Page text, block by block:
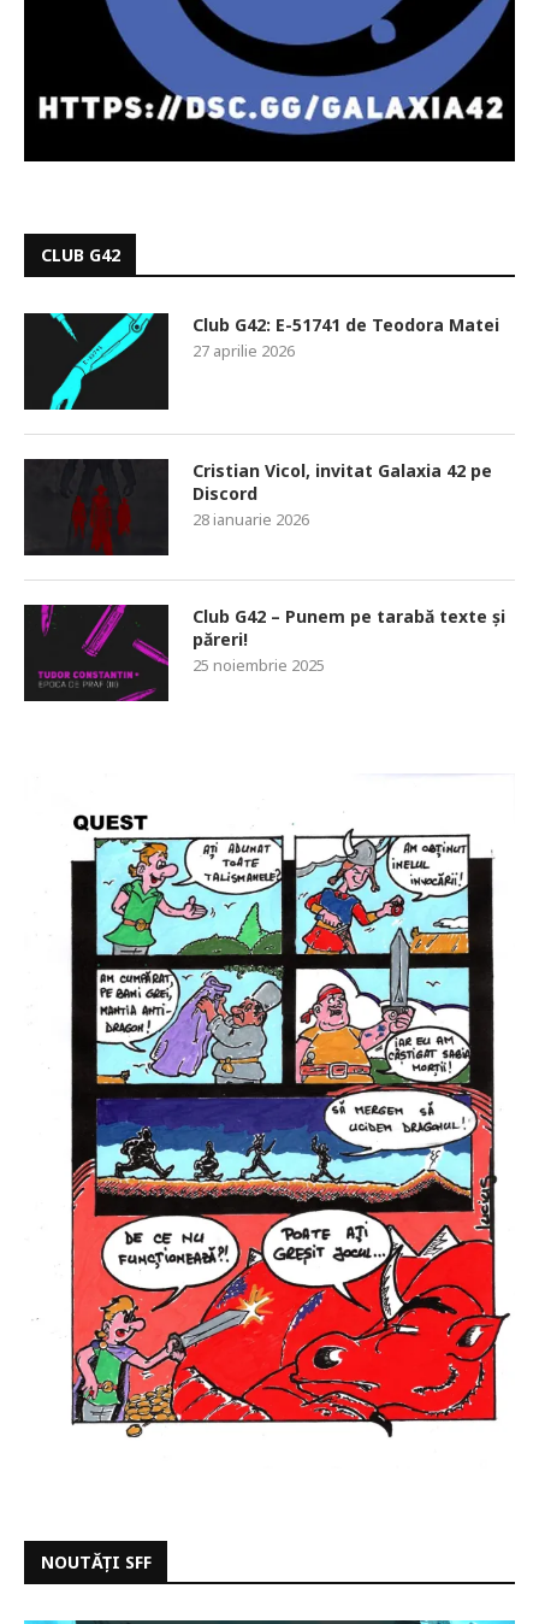
CLUB G42
Club G42: E-51741 de Teodora Matei
27 aprilie 2026
Cristian Vicol, invitat Galaxia 42 pe
Discord
28 ianuarie 2026
Club G42 – Punem pe tarabă texte și
păreri!
25 noiembrie 2025
NOUTĂȚI SFF